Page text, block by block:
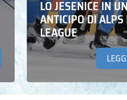
LO JESENICE IN UN
ANTICIPO DI ALPS
LEAGUE